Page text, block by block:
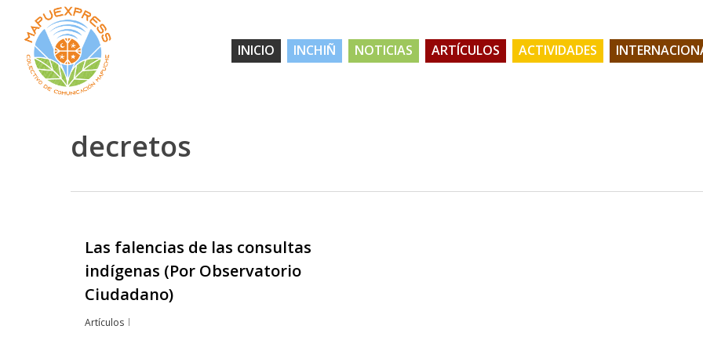
main
content
Hit enter to search or ESC to close
INICIO INCHIÑ NOTICIAS ARTÍCULOS ACTIVIDADES
decretos
Las falencias de las consultas
indígenas (Por Observatorio
Ciudadano)
Artículos